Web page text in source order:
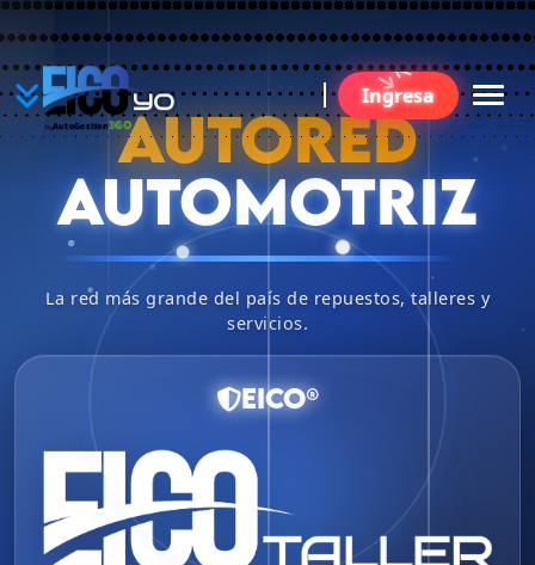
YO
BU
AutoGestion 360
Ingresa
AUTORED
AUTOMOTRIZ
La red más grande del país de repuestos, talleres y
servicios.
EICO®